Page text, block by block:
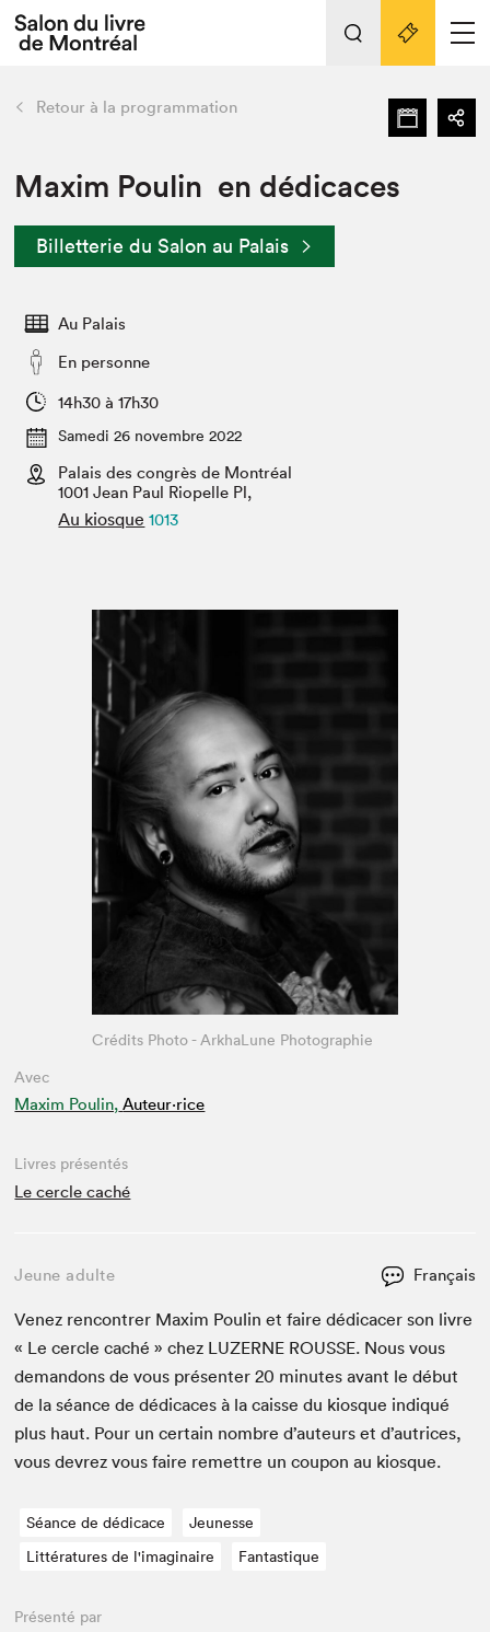
Espace exposant⋅e⋅s
Espace enseignant·e·s
Espace médias
L'événement
Préparer sa visite au Salon
Actualités
SLM PRO
retour Nos activités
Préparer sa visite
Salon dans la ville et en ligne
Projets partenaires
Liens pratiques
Retour à la programmation
Maxim Poulin en dédicaces
Billetterie du Salon au Palais
Au Palais
En personne
14h30 à 17h30
Samedi 26 novembre 2022
Palais des congrès de Montréal
1001 Jean Paul Riopelle Pl,
Au kiosque 1013
Avec
Maxim Poulin, Auteur·rice
Crédits Photo - ArkhaLune Photographie
Livres présentés
Le cercle caché
Jeune adulte Français
Venez ren­con­tr­er Max­im Poulin et faire dédi­cac­er son livre
« Le cer­cle caché » chez LUZERNE ROUSSE. Nous vous
deman­dons de vous présen­ter20 min­utes avant le début
de la séance de dédi­caces à la caisse du kiosque indiqué
plus haut. Pour un cer­tain nom­bre d’auteurs et d’autrices,
vous devrez vous faire remet­tre un coupon au kiosque.
Séance de dédicace
Jeunesse
Littératures de l'imaginaire
Fantastique
Présenté par